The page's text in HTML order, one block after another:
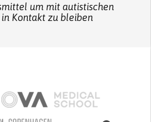
um mit autistischen
Kontakt zu bleiben